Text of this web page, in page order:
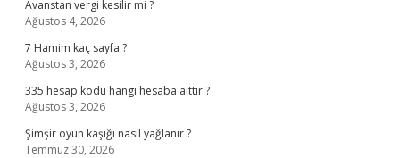
Avanstan vergi kesilir mi ?
Ağustos 4, 2026
7 Hamim kaç sayfa ?
Ağustos 3, 2026
335 hesap kodu hangi hesaba aittir ?
Ağustos 3, 2026
Şimşir oyun kaşığı nasıl yağlanır ?
Temmuz 30, 2026